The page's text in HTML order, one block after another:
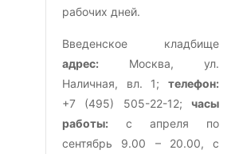
рабочих дней.
Введенское кладбище
адрес: Москва, ул.
Наличная, вл. 1; телефон:
+7 (495) 505-22-12; часы
работы: с апреля по
сентябрь 9.00 – 20.00, с